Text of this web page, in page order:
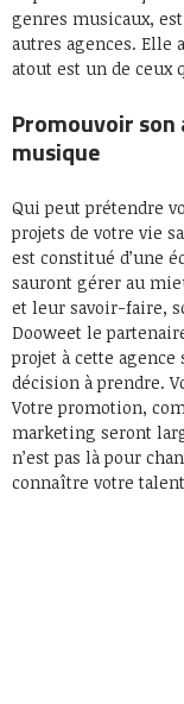
genres musicaux,
autres agences. Elle
atout est un de ceux
Promouvoir son
musique
Qui peut prétendre
projets de votre vie
est constitué d’une
sauront gérer au
et leur savoir-faire,
Dooweet le
projet à cette
décision à prendre.
Votre promotion,
marketing seront
n’est pas là pour
connaître votre